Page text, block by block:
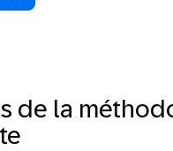
de la